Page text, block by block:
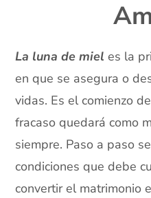
La luna de mieles la
en que se asegura o
vidas. Es el comienzo
fracaso quedará como
siempre. Paso a paso
condiciones que debe
convertir el matrimonio